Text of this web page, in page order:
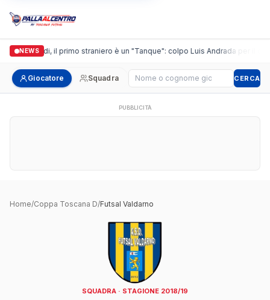
NEWS
Casalguidi, il primo straniero è un "Tanque": colpo Luis Andrada per il
Giocatore Squadra Cerca giocatore CERCA
PUBBLICITÀ
Home/Coppa Toscana D/Futsal Valdarno
SQUADRA · STAGIONE 2018/19